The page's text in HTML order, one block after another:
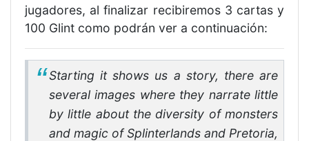
jugadores, al finalizar recibiremos 3 cartas y
100 Glint como podrán ver a continuación:
Starting it shows us a story, there are
several images where they narrate little
by little about the diversity of monsters
and magic of Splinterlands and Pretoria,